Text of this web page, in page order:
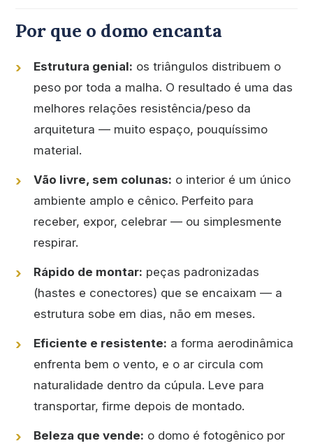
Por que o domo encanta
Estrutura genial: os triângulos distribuem o
peso por toda a malha. O resultado é uma das
melhores relações resistência/peso da
arquitetura — muito espaço, pouquíssimo
material.
Vão livre, sem colunas: o interior é um único
ambiente amplo e cênico. Perfeito para
receber, expor, celebrar — ou simplesmente
respirar.
Rápido de montar: peças padronizadas
(hastes e conectores) que se encaixam — a
estrutura sobe em dias, não em meses.
Eficiente e resistente: a forma aerodinâmica
enfrenta bem o vento, e o ar circula com
naturalidade dentro da cúpula. Leve para
transportar, firme depois de montado.
Beleza que vende: o domo é fotogênico por